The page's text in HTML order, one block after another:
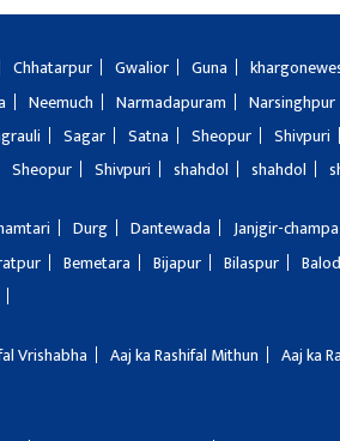
Chhatarpur Gwalior Guna
Neemuch Narmadapuram Narsinghpur
Sagar Satna Sheopur Shivpuri
Sheopur Shivpuri shahdol shahdol
Durg Dantewada Janjgir-champa
Bemetara Bijapur Bilaspur Balod
Vrishabha Aaj ka Rashifal Mithun Aaj ka